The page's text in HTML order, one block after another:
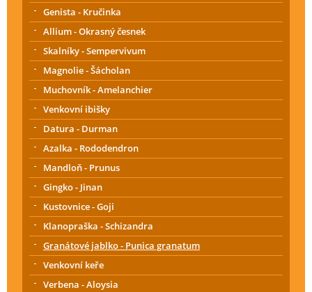
Genista - Kručinka
Allium - Okrasný česnek
Skalníky - Sempervivum
Magnolie - Šácholan
Muchovník - Amelanchier
Venkovní ibišky
Datura - Durman
Azalka - Rododendron
Mandloň - Prunus
Gingko - Jinan
Kustovnice - Goji
Klanopraška - Schizandra
Granátové jablko - Punica granatum
Venkovní keře
Verbena - Aloysia